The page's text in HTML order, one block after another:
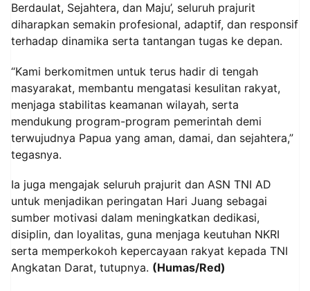
Berdaulat, Sejahtera, dan Maju’, seluruh prajurit
diharapkan semakin profesional, adaptif, dan responsif
terhadap dinamika serta tantangan tugas ke depan.
“Kami berkomitmen untuk terus hadir di tengah
masyarakat, membantu mengatasi kesulitan rakyat,
menjaga stabilitas keamanan wilayah, serta
mendukung program-program pemerintah demi
terwujudnya Papua yang aman, damai, dan sejahtera,”
tegasnya.
Ia juga mengajak seluruh prajurit dan ASN TNI AD
untuk menjadikan peringatan Hari Juang sebagai
sumber motivasi dalam meningkatkan dedikasi,
disiplin, dan loyalitas, guna menjaga keutuhan NKRI
serta memperkokoh kepercayaan rakyat kepada TNI
Angkatan Darat, tutupnya. (Humas/Red)